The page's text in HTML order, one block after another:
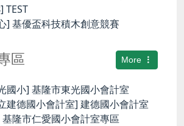
TEST
] 基優盃科技積木創意競賽
More
區
國小] 基隆市東光國小會計室
建德國小會計室] 建德國小會計室
隆市仁愛國小會計室專區